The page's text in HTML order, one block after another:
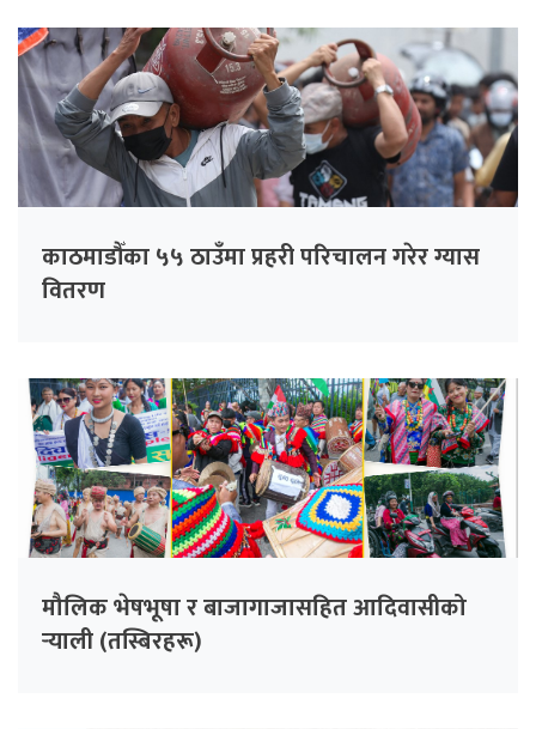
काठमाडौँका ५५ ठाउँमा प्रहरी परिचालन गरेर ग्यास
वितरण
मौलिक भेषभूषा र बाजागाजासहित आदिवासीको
र्‍याली (तस्बिरहरू)